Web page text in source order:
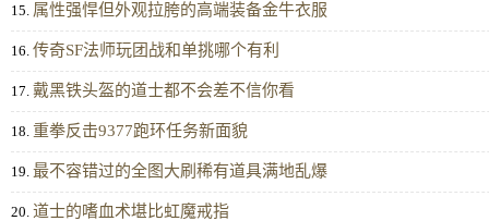
15. 属性强悍但外观拉胯的高端装备金牛衣服
16. 传奇SF法师玩团战和单挑哪个有利
17. 戴黑铁头盔的道士都不会差不信你看
18. 重拳反击9377跑环任务新面貌
19. 最不容错过的全图大刷稀有道具满地乱爆
20. 道士的嗜血术堪比虹魔戒指